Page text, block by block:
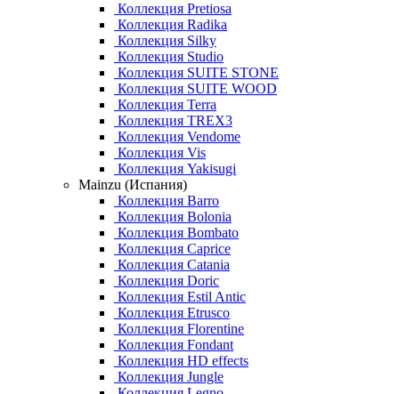
Коллекция Pretiosa
Коллекция Radika
Коллекция Silky
Коллекция Studio
Коллекция SUITE STONE
Коллекция SUITE WOOD
Коллекция Terra
Коллекция TREX3
Коллекция Vendome
Коллекция Vis
Коллекция Yakisugi
Mainzu (Испания)
Коллекция Barro
Коллекция Bolonia
Коллекция Bombato
Коллекция Caprice
Коллекция Catania
Коллекция Doric
Коллекция Estil Antic
Коллекция Etrusco
Коллекция Florentine
Коллекция Fondant
Коллекция HD effects
Коллекция Jungle